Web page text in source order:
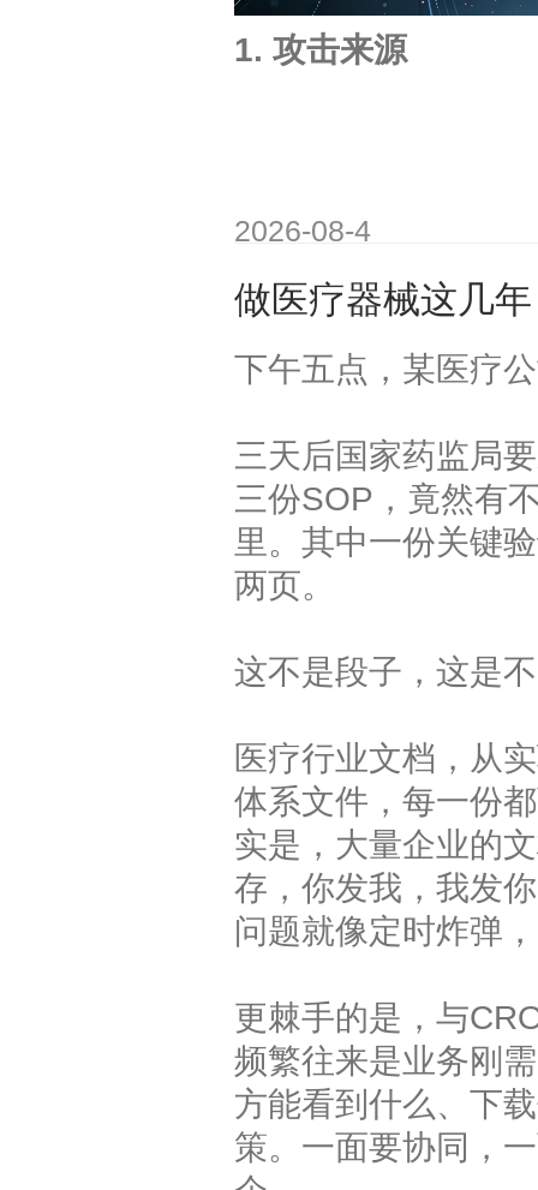
1. 攻击来源
2026-08-4
做医疗器械这几
下午五点，某医疗
三天后国家药监局
三份SOP，竟然有
里。其中一份关键
两页。
这不是段子，这是
医疗行业文档，从
体系文件，每一份
实是，大量企业的
存，你发我，我发
问题就像定时炸弹
更棘手的是，与
频繁往来是业务刚
方能看到什么、下
策。一面要协同，